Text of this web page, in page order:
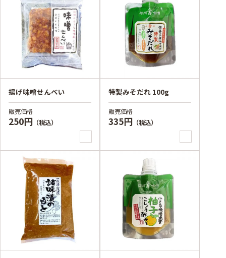
揚げ味噌せんべい
販売価格
250円 （税込）
特製みそだれ 100g
販売価格
335円 （税込）